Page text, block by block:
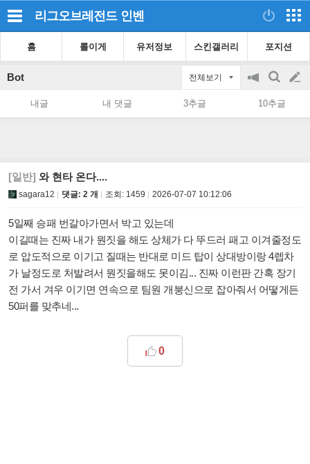
리그오브레전드 인벤
홈 롤이게 유저정보 스킨갤러리 포지션
Bot 전체보기
공
지
on/off
검
색
글
쓰
내글 내 댓글 3추글 10추글
[일반] 와 현타 온다....
sagara12 댓글: 2 개 조회: 1459 2026-07-07 10:12:06
5일째 승패 번갈아가면서 박고 있는데
이길때는 진짜 내가 뭔짓을 해도 상체가 다 뚜드러 패고 이겨줄정도
로 압도적으로 이기고 질때는 반대로 미드 탑이 상대방이랑 4렙차
가 날정도로 처발려서 뭔짓을해도 못이김... 진짜 이런판 간혹 장기
전 가서 겨우 이기면 연속으로 팀원 개붕신으로 잡아줘서 어떻게든
50퍼를 맞추네...
0